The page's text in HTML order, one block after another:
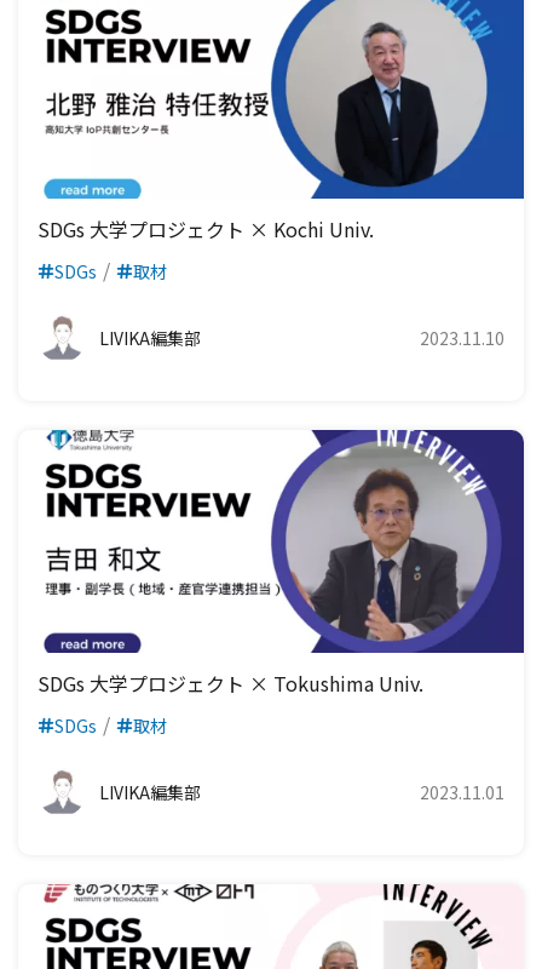
SDGs 大学プロジェクト × Kochi Univ.
SDGs 取材
LIVIKA編集部 2023.11.10
SDGs 大学プロジェクト × Tokushima Univ.
SDGs 取材
LIVIKA編集部 2023.11.01